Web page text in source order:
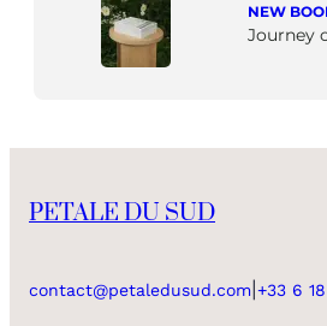
NEW
Journey
PETALE DU SUD
contact@petaledusud.com +33 6